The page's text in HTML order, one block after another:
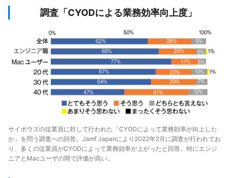
調査「CYODによる業務効率向上度」
サイボウズの従業員に対して行われた「CYODによって業務効率が向上した
か」を問う調査への回答。Jamf Japanにより2022年2月に調査が行われてお
り、多くの従業員がCYODによって業務効率が上がったと回答。特にエンジ
ニアとMacユーザの間で評価が高い。